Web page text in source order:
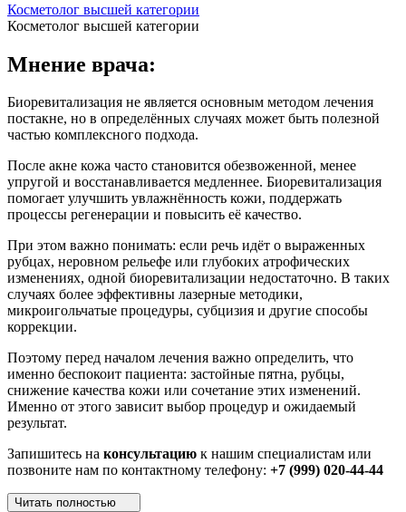
Косметолог высшей категории
Косметолог высшей категории
Мнение врача:
Биоревитализация не является основным методом лечения
постакне, но в определённых случаях может быть полезной
частью комплексного подхода.
После акне кожа часто становится обезвоженной, менее
упругой и восстанавливается медленнее. Биоревитализация
помогает улучшить увлажнённость кожи, поддержать
процессы регенерации и повысить её качество.
При этом важно понимать: если речь идёт о выраженных
рубцах, неровном рельефе или глубоких атрофических
изменениях, одной биоревитализации недостаточно. В таких
случаях более эффективны лазерные методики,
микроигольчатые процедуры, субцизия и другие способы
коррекции.
Поэтому перед началом лечения важно определить, что
именно беспокоит пациента: застойные пятна, рубцы,
снижение качества кожи или сочетание этих изменений.
Именно от этого зависит выбор процедур и ожидаемый
результат.
Запишитесь на консультацию к нашим специалистам или
позвоните нам по контактному телефону: +7 (999) 020-44-44
Читать полностью